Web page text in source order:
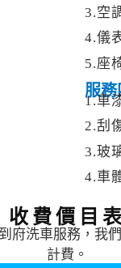
3.空
4.儀
5.座
服
1.車
2.刮
3.玻
4.車
收費價目
府洗車服務，我
計費。